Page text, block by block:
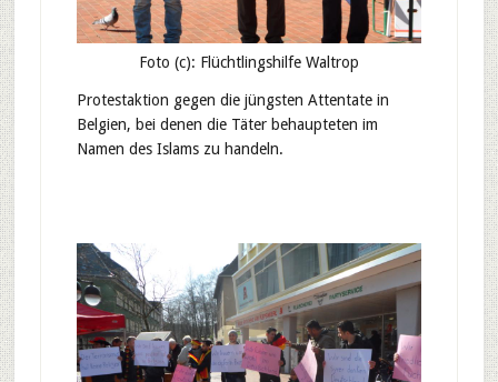
Foto (c): Flüchtlingshilfe Waltrop
Protestaktion gegen die jüngsten Attentate in
Belgien, bei denen die Täter behaupteten im
Namen des Islams zu handeln.